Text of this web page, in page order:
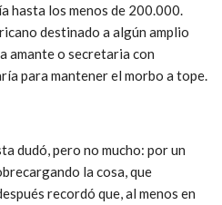
hasta los menos de 200.000.
destinado a algún amplio
amante o secretaria con
para mantener el morbo a tope.
dudó, pero no mucho: por un
la cosa, que
recordó que, al menos en